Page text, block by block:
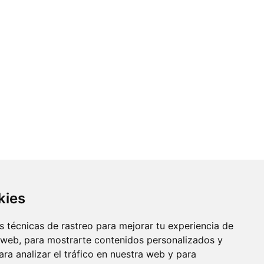
técnicas de rastreo para mejorar tu experiencia de
para mostrarte contenidos personalizados y
analizar el tráfico en nuestra web y para